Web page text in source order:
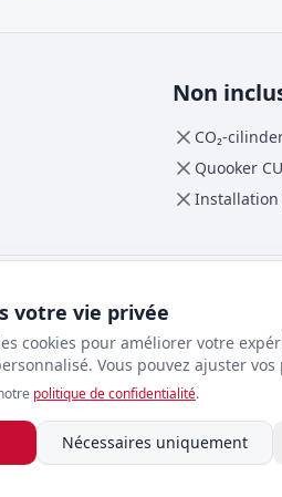
Non
CO₂-
Quooker
Installation
(Reservoir COMBI+)
votre vie privée
cookies pour améliorer votre
Vous pouvez ajuster vos
politique de confidentialité.
Nécessaires uniquement